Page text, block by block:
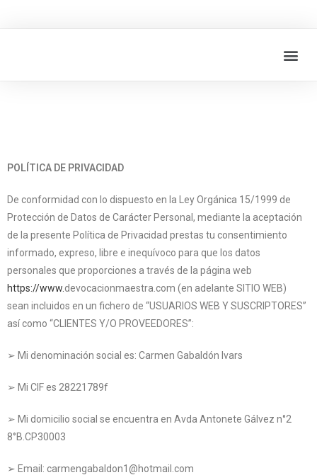
POLÍTICA DE PRIVACIDAD
De conformidad con lo dispuesto en la Ley Orgánica 15/1999 de
Protección de Datos de Carácter Personal, mediante la aceptación
de la presente Política de Privacidad prestas tu consentimiento
informado, expreso, libre e inequívoco para que los datos
personales que proporciones a través de la página web
https://www. devocacionmaestra.com (en adelante SITIO WEB)
sean incluidos en un fichero de “USUARIOS WEB Y SUSCRIPTORES”
así como “CLIENTES Y/O PROVEEDORES”:
➢ Mi denominación social es: Carmen Gabaldón Ivars
➢ Mi CIF es 28221789f
➢ Mi domicilio social se encuentra en Avda Antonete Gálvez n°2
8°B.CP30003
➢ Email: carmengabaldon1@hotmail.com